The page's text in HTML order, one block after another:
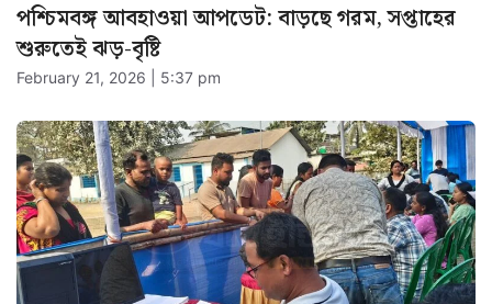
পশ্চিমবঙ্গ আবহাওয়া আপডেট: বাড়ছে গরম, সপ্তাহের
শুরুতেই ঝড়-বৃষ্টি
February 21, 2026 | 5:37 pm